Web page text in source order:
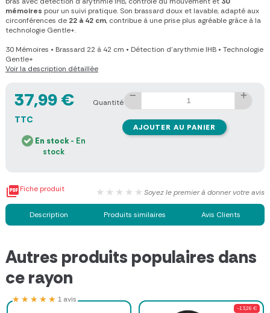
mémoires pour un suivi pratique. Son brassard doux et lavable, adapté aux
circonférences de 22 à 42 cm, contribue à une prise plus agréable grâce à la
technologie Gentle+.
30 Mémoires • Brassard 22 à 42 cm • Détection d'arythmie IHB • Technologie
Gentle+
Voir la description détaillée
37,99 €
TTC
En stock- En
stock
Quantité
AJOUTER AU PANIER
Fiche produit ★★★★★ Soyez le premier à donner votre avis
Description Produits similaires Avis Clients
Autres produits populaires dans
ce rayon
★★★★★
★★★★★ 1 avis
-13,26 €